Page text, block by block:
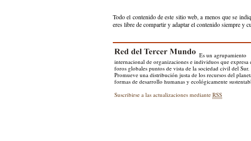
Todo el contenido de este sitio web, a menos que se
eres libre de compartir y adaptar el contenido siempre y
Es un agrupamiento
internacional de organizaciones e individuos que expresa
foros globales puntos de vista de la sociedad civil del Sur.
Promueve una distribución justa de los recursos del
formas de desarrollo humanas y ecológicamente
Suscribirse a las actualizaciones medianteRSS